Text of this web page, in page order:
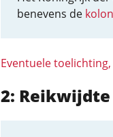
benevens de
Eventuele
2: